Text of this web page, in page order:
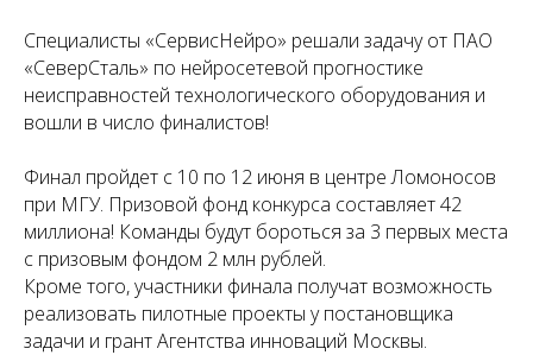
Специалисты «СервисНейро» решали задачу от ПАО
«СеверСталь» по нейросетевой прогностике
неисправностей технологического оборудования и
вошли в число финалистов!
Финал пройдет с 10 по 12 июня в центре Ломоносов
при МГУ. Призовой фонд конкурса составляет 42
миллиона! Команды будут бороться за 3 первых места
с призовым фондом 2 млн рублей.
Кроме того, участники финала получат возможность
реализовать пилотные проекты у постановщика
задачи и грант Агентства инноваций Москвы.